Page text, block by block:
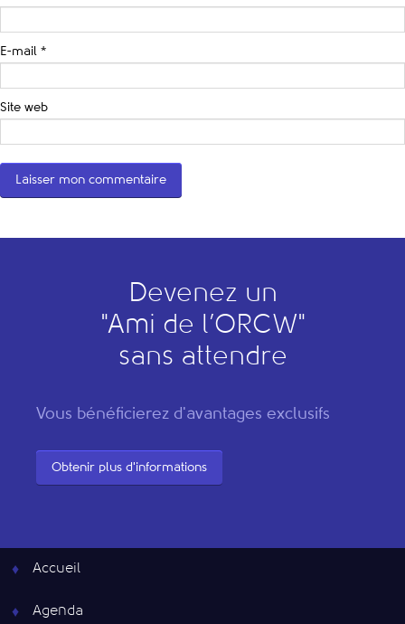
E-mail *
Site web
Devenez un
"Ami de l’ORCW"
sans attendre
Vous bénéficierez d'avantages exclusifs
Obtenir plus d'informations
Accueil
Agenda